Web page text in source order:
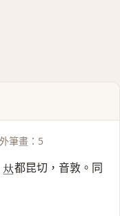
筆畫：5
𠀤都昆切，音敦。同